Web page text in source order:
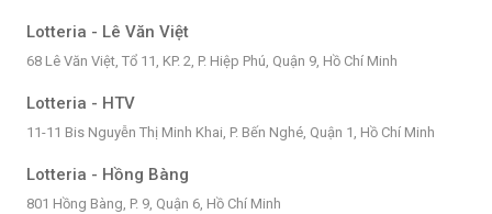
Lotteria - Lê Văn Việt
68 Lê Văn Việt, Tổ 11, KP. 2, P. Hiệp Phú, Quận 9, Hồ Chí Minh
Lotteria - HTV
11-11 Bis Nguyễn Thị Minh Khai, P. Bến Nghé, Quận 1, Hồ Chí Minh
Lotteria - Hồng Bàng
801 Hồng Bàng, P. 9, Quận 6, Hồ Chí Minh